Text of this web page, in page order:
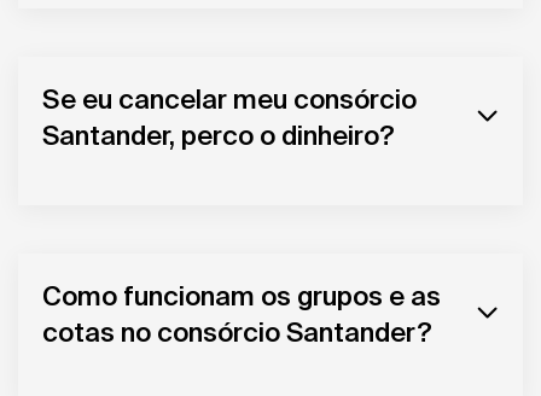
Se eu cancelar meu consórcio
Santander, perco o dinheiro?
Como funcionam os grupos e as
cotas no consórcio Santander?